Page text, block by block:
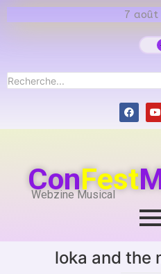
7 août
ConFest
Webzine Musical
loka and the